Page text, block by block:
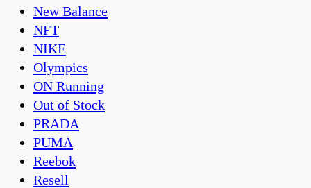
New Balance
NFT
NIKE
Olympics
ON Running
Out of Stock
PRADA
PUMA
Reebok
Resell